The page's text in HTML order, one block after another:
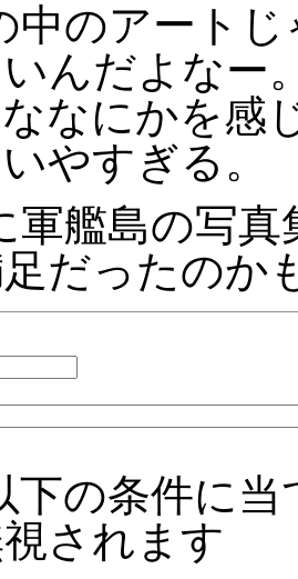
中のアート
んだよなー
なにかを感
やすぎる。
軍艦島の写
だったのか
下の条件に
視されます